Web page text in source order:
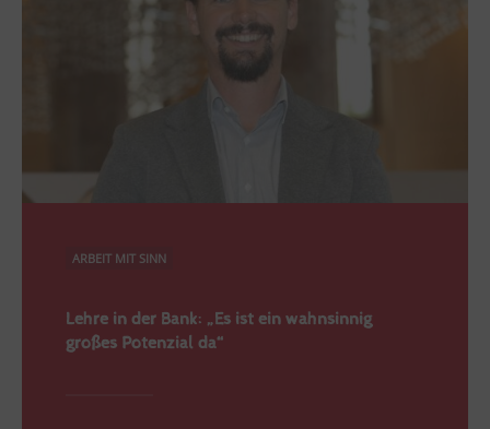
ARBEIT MIT SINN
Lehre in der Bank: „Es ist ein wahnsinnig
großes Potenzial da“